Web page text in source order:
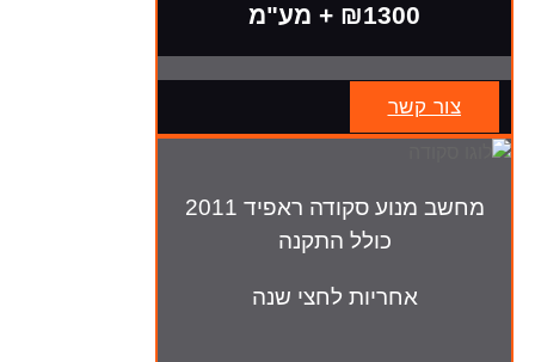
₪1300 + מע"מ
צור קשר
מחשב מנוע סקודה ראפיד 2011
כולל התקנה
אחריות לחצי שנה